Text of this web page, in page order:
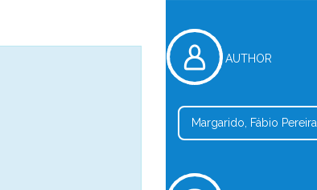
AUTHOR
Margarido, Fábio Pereira